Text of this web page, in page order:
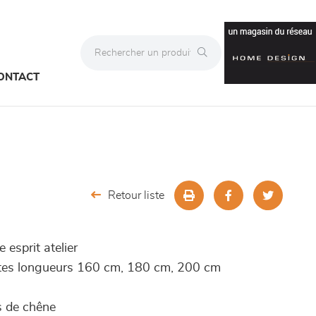
Retour liste
esprit atelier
longueurs 160 cm, 180 cm, 200 cm
de chêne